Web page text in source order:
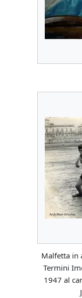
Malfetta in
Termini
1947 al